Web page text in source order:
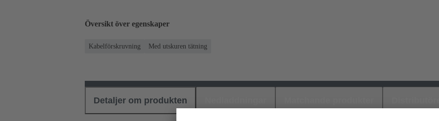
Översikt över egenskaper
Kabelförskruvning Med utskuren tätning
Detaljer om produkten